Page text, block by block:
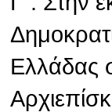
Ελλάδας